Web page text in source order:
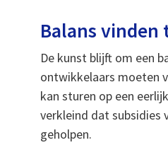
Balans
De kunst blijft om een
ontwikkelaars moeten
kan sturen op een
verkleind dat subsidies
geholpen.